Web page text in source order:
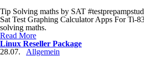
Tip Solving maths by SAT
Sat Test Graphing Calculator Apps For Ti-
solving maths.
Read More
Linux Reseller Package
28.07.
Allgemein